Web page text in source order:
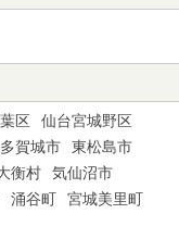
区
仙台宮城野区
多賀城市
東松島市
衡村
気仙沼市
涌谷町
宮城美里町